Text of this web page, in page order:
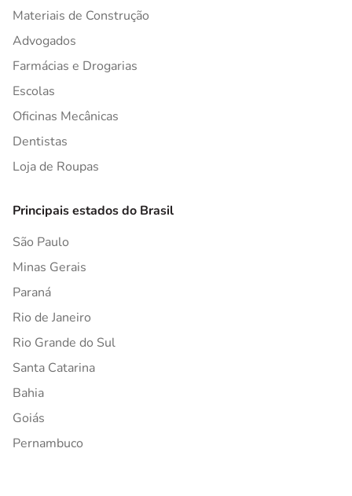
Materiais de Construção
Advogados
Farmácias e Drogarias
Escolas
Oficinas Mecânicas
Dentistas
Loja de Roupas
Principais estados do Brasil
São Paulo
Minas Gerais
Paraná
Rio de Janeiro
Rio Grande do Sul
Santa Catarina
Bahia
Goiás
Pernambuco